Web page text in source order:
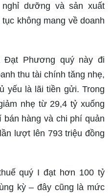
dưỡng và sản xuất
không mang về doanh
Đạt Phương quý này đi
thu tài chính tăng nhẹ,
yếu là lãi tiền gửi. Trong
nhẹ từ 29,4 tỷ xuống
hàng và chi phí quản
lượt lên 793 triệu đồng
quý I đạt hơn 100 tỷ
kỳ – đây cũng là mức